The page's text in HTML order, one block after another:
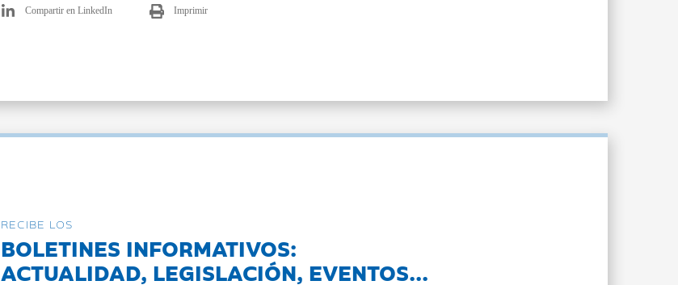
Compartir en LinkedIn Imprimir
RECIBE LOS
BOLETINES INFORMATIVOS:
ACTUALIDAD, LEGISLACIÓN, EVENTOS...